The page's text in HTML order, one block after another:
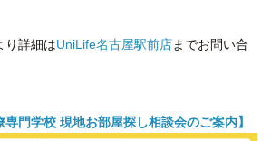
り詳細はUniLife名古屋駅前店までお問い合
専門学校 現地お部屋探し相談会のご案内】